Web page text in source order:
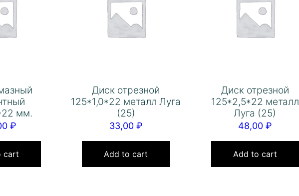
мм.
₽
cart
Диск отрезной
125*1,0*22 металл Луга
(25)
33,00 ₽
Add to cart
Диск отрезной
125*2,5*22 металл
Луга (25)
48,00 ₽
Add to cart